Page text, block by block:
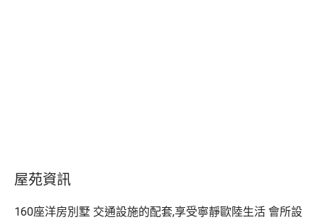
屋苑資訊
160座洋房別墅 交通設施的配套,享受寧靜歐陸生活 會所設